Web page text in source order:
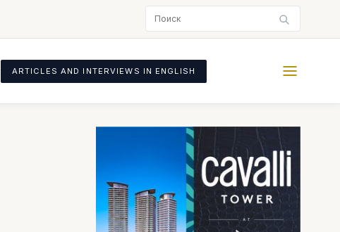
ARTICLES AND INTERVIEWS IN ENGLISH